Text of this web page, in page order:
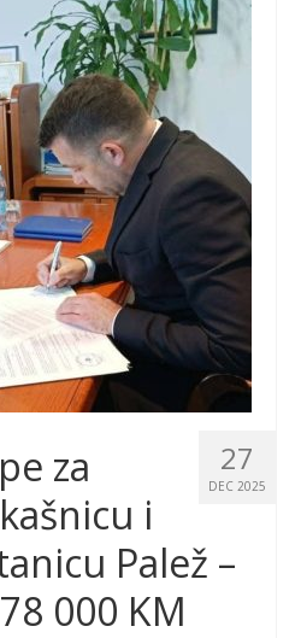
27
DEC 2025
za
i
Palež –
000 KM